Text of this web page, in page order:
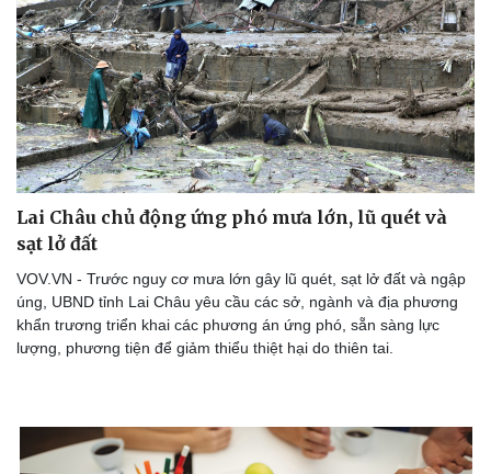
Doanh nghiệp
Thông tin doanh nghiệp
Doanh nghiệp 24h
Doanh nhân
Công nghệ
Sành điệu
Tin Công nghệ
Trải nghiệm
Lai Châu chủ động ứng phó mưa lớn, lũ quét và
sạt lở đất
VOV.VN - Trước nguy cơ mưa lớn gây lũ quét, sạt lở đất và ngập
úng, UBND tỉnh Lai Châu yêu cầu các sở, ngành và địa phương
khẩn trương triển khai các phương án ứng phó, sẵn sàng lực
lượng, phương tiện để giảm thiểu thiệt hại do thiên tai.